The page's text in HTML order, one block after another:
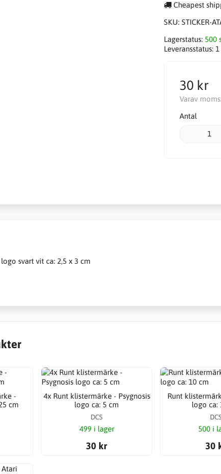
Cheapest
SKU: STICKER-
Lagerstatus: 500
Leveransstatus: 1
30 kr
Varav moms:
Antal
svart vit ca: 2,5 x 3 cm
-
cm
4x Runt klistermärke - Psygnosis
logo ca: 5 cm
DCS
499 i lager
30 kr
Runt
logo ca:
500 i
30